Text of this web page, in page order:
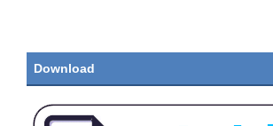
Download